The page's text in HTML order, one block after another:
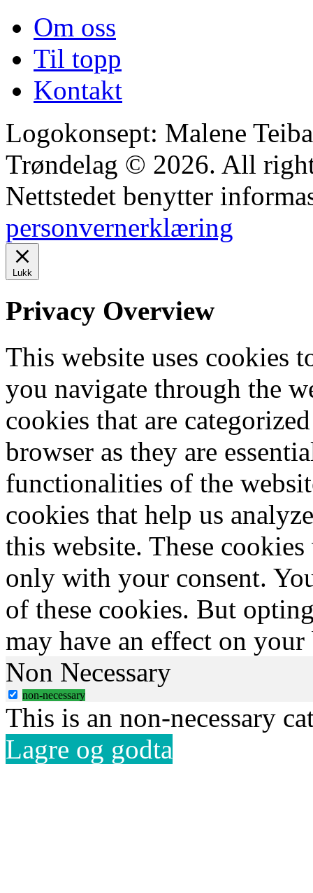
Om oss
Til topp
Kontakt
Logokonsept: Malene
Trøndelag © 2026. All
Nettstedet benytter
personvernerklæring
Lukk
Privacy Overview
This website uses cookies
you navigate through the
cookies that are
browser as they are
functionalities of the
cookies that help us
this website. These
only with your consent.
of these cookies. But
may have an effect on
Non Necessary
non-necessary
This is an non-necessary
Lagre og godta